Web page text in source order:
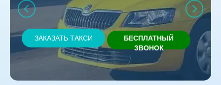
ЗАКАЗАТЬ ТАКСИ
БЕСПЛАТНЫЙ
ЗВОНОК